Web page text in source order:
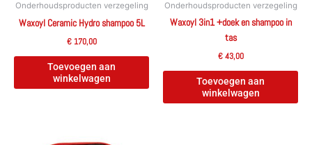
Onderhoudsproducten verzegeling
Waxoyl Ceramic Hydro shampoo 5L
€170,00
Toevoegen aan
winkelwagen
Onderhoudsproducten verzegeling
Waxoyl 3in1 +doek en shampoo in
tas
€43,00
Toevoegen aan
winkelwagen